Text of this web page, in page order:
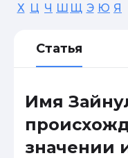
Х Ц Ч Ш Щ Э Ю Я
Статья
Имя
значении